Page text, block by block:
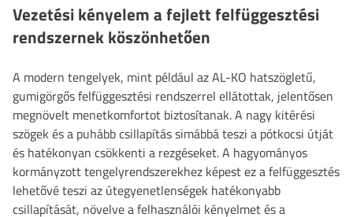
Vezetési kényelem a fejlett felfüggesztési
rendszernek köszönhetően
A modern tengelyek, mint például az AL-KO hatszögletű,
gumigörgős felfüggesztési rendszerrel ellátottak, jelentősen
megnövelt menetkomfortot biztosítanak. A nagy kitérési
szögek és a puhább csillapítás simábbá teszi a pótkocsi útját
és hatékonyan csökkenti a rezgéseket. A hagyományos
kormányzott tengelyrendszerekhez képest ez a felfüggesztés
lehetővé teszi az útegyenetlenségek hatékonyabb
csillapítását, növelve a felhasználói kényelmet és a